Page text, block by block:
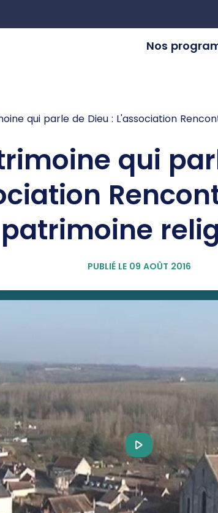
Nos
qui parle de Dieu : L'association
qui
patrimoine
PUBLIÉ LE 09 AOÛT 2016
Play
Video